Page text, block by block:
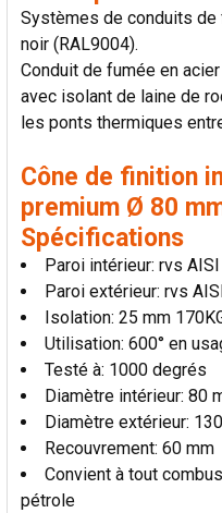
AJOUTER
LA
SÉLECTION
AU PANIER
Systèmes de conduits
noir (RAL9004).
Conduit de fumée en
avec isolant de laine de
les ponts thermiques
Cône de finition
premium Ø 80
Spécifications
Paroi intérieur: rvs
Paroi extérieur: rvs
Isolation: 25 mm
Utilisation: 600° en
Testé à: 1000 degrés
Diamètre intérieur: 80
Diamètre extérieur:
Recouvrement: 60 mm
Convient à tout
pétrole